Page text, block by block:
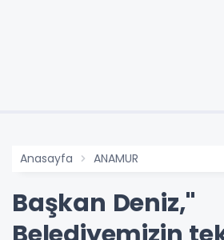
Anasayfa ANAMUR
Başkan Deniz,"